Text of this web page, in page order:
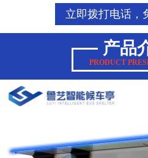
立即拨打电话，
产品
PRODUCT